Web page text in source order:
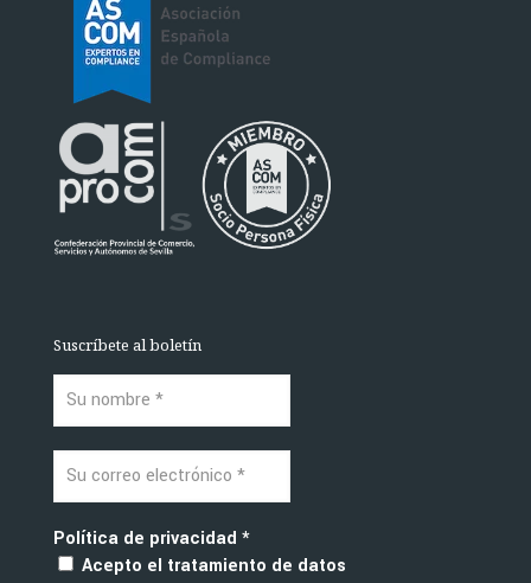
Suscríbete al boletín
Política de privacidad *
Acepto el tratamiento de datos